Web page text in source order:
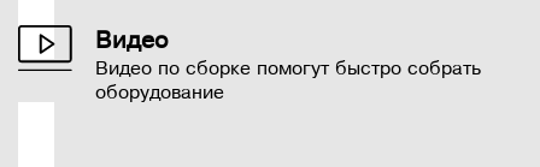
Видео
Видео по сборке помогут быстро собрать
оборудование